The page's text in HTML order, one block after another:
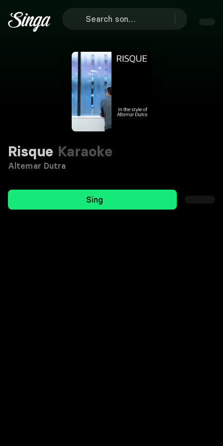
Risque Karaoke
Altemar Dutra
Sing